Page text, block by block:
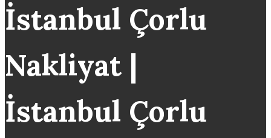
İstanbul Çorlu
Nakliyat |
İstanbul Çorlu